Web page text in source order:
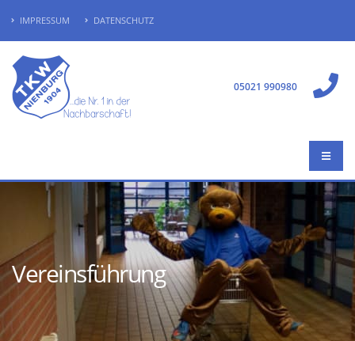
IMPRESSUM DATENSCHUTZ
05021 990980
Vereinsführung